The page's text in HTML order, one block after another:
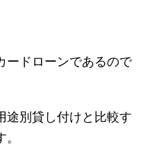
ードローンであるので
途別貸し付けと比較す